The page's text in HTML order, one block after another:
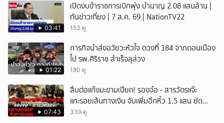
03:41
เปิดงบข้าราชการเบิกพุ่ง บำนาญ 2.08 แสนล้าน |
ทันข่าวเที่ยง | 7 ส.ค. 69 | NationTV22
153 ดู
01:22
ภารกิจนำส่งอวัยวะหัวใจ ดวงที่ 184 จากดอนเมือง
ไป รพ.ศิริราช สำเร็จลุล่วง
180 ดู
07:43
สืบต่อแก๊งมะขามเปียก! รองจ๋อ - สารวัตรแจ๊ะ
แกะรอยเส้นทางเงิน จับเพิ่มอีกหิ้ว 1.5 แสน ยัด
สินบน
339 ดู